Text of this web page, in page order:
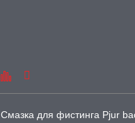
Смазка для фистинга Pjur